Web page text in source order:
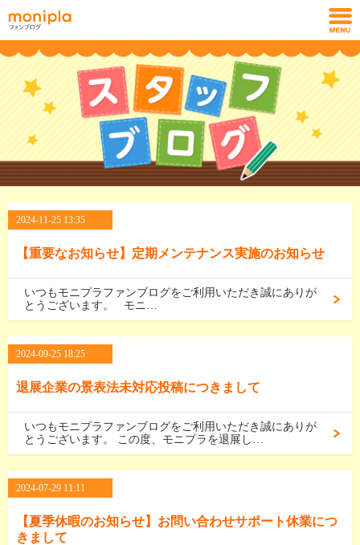
2024-11-25 13:35
【重要なお知らせ】定期メンテナンス実施のお知らせ
いつもモニプラファンブログをご利用いただき誠にありが
とうございます。 モニ…
2024-09-25 18:25
退展企業の景表法未対応投稿につきまして
いつもモニプラファンブログをご利用いただき誠にありが
とうございます。 この度、モニプラを退展し…
2024-07-29 11:11
【夏季休暇のお知らせ】お問い合わせサポート休業につ
きまして